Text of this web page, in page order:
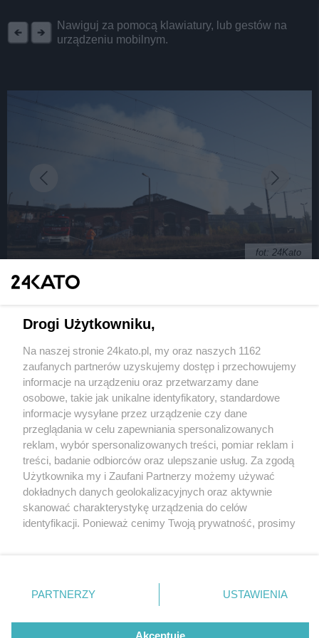
Nawiguj za pomocą klawiatury, lub gestów na
urządzeniu mobilnym.
fot: 24Kato
Katowicach
2 / 6
Słup dymu nad
lokomotywownią w
Katowicach
Słup dymu nad lokomotywownią w Katowicach
Wydawca mediów lokalnych
Nie zapomnij
zapoznać się z:
polityką prywatności regulamin korzystania z portali
Twojemiasto
Piekary Śląskie
Chorzów
Tarnowskie Góry
Gliwice
Skontakuj sięz nami
Kontakt
Wydawca
Redakcja
Drogi Użytkowniku,
Na naszej stronie 24kato.pl, my oraz naszych 1162
zaufanych partnerów uzyskujemy dostęp i przechowujemy
informacje na urządzeniu oraz przetwarzamy dane
osobowe, takie jak unikalne identyfikatory, standardowe
informacje wysyłane przez urządzenie czy dane
przeglądania w celu zapewniania spersonalizowanych
reklam, wybór spersonalizowanych treści, pomiar reklam i
treści, badanie odbiorców oraz ulepszanie usług. Za zgodą
Użytkownika my i Zaufani Partnerzy możemy używać
dokładnych danych geolokalizacyjnych oraz aktywnie
skanować charakterystykę urządzenia do celów
identyfikacji. Ponieważ cenimy Twoją prywatność, prosimy
prywatności znajdujący się w lewym dolnym rogu strony
. Niektóre rodzaje przetwarzania danych nie wymagają
zgody użytkownika, ale masz prawo sprzeciwić się
takiemu przetwarzaniu. Preferencje będą miały
PARTNERZY USTAWIENIA
Akceptuję